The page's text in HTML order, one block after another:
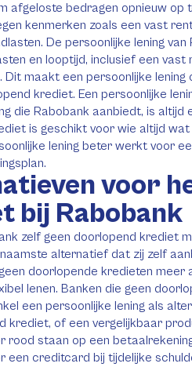
afgeloste bedragen opnieuw op
kenmerken zoals een vast
De persoonlijke lening
en looptijd, inclusief een
Dit maakt een persoonlijke
krediet. Een persoonlijke
die Rabobank aanbiedt, is altijd
is geschikt voor wie altijd
lening beter werkt voor
voor
bij Rabobank
zelf geen doorlopend krediet
alternatief dat zij zelf
doorlopende kredieten meer
lenen. Banken die geen
een persoonlijke lening als
krediet, of een vergelijkbaar
rood staan op een
een creditcard bij tijdelijke